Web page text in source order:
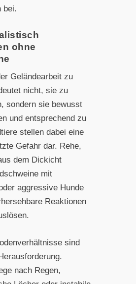
bei.
ohne
Geländearbeit zu
nicht, sie zu
sondern sie bewusst
und entsprechend zu
stellen dabei eine
Gefahr dar. Rehe,
dem Dickicht
mit
aggressive Hunde
Reaktionen
sind
nach Regen,